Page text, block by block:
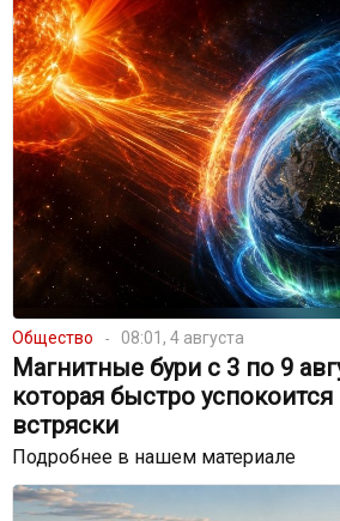
Общество 08:01, 4 августа
Магнитные бури с 3 по 9
которая быстро
встряски
Подробнее в нашем материале